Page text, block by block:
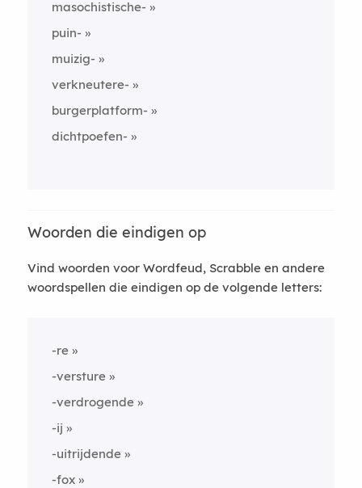
masochistische-
puin-
muizig-
verkneutere-
burgerplatform-
dichtpoefen-
Woorden die eindigen op
Vind woorden voor Wordfeud, Scrabble en andere
woordspellen die eindigen op de volgende letters:
-re
-versture
-verdrogende
-ij
-uitrijdende
-fox